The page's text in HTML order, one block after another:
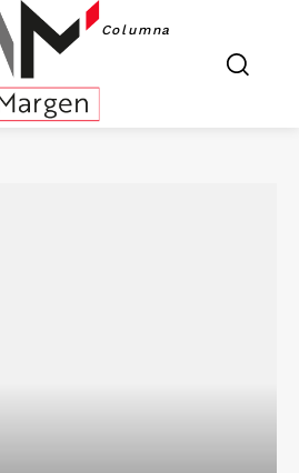
Columna